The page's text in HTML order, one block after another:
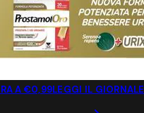
A €0,99LEGGI IL GIORNALE